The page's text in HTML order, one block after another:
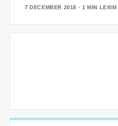
7 DECEMBER 2018 · 1 MIN LEXIM